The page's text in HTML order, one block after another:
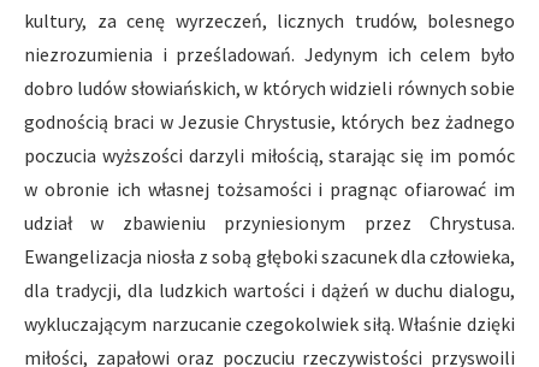
kultury, za cenę wyrzeczeń, licznych trudów, bolesnego
niezrozumienia i prześladowań. Jedynym ich celem było
dobro ludów słowiańskich, w których widzieli równych sobie
godnością braci w Jezusie Chrystusie, których bez żadnego
poczucia wyższości darzyli miłością, starając się im pomóc
w obronie ich własnej tożsamości i pragnąc ofiarować im
udział w zbawieniu przyniesionym przez Chrystusa.
Ewangelizacja niosła z sobą głęboki szacunek dla człowieka,
dla tradycji, dla ludzkich wartości i dążeń w duchu dialogu,
wykluczającym narzucanie czegokolwiek siłą. Właśnie dzięki
miłości, zapałowi oraz poczuciu rzeczywistości przyswoili